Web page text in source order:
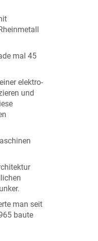
mal 45
elektro-
und
man seit
baute